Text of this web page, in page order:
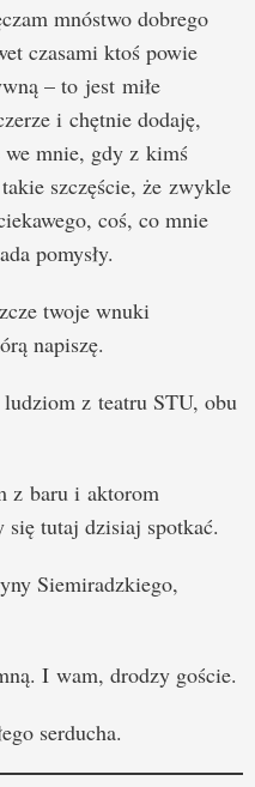
mnóstwo dobrego
czasami ktoś powie
– to jest miłe
i chętnie dodaję,
mnie, gdy z kimś
szczęście, że zwykle
coś, co mnie
pomysły.
twoje wnuki
napiszę.
z teatru STU, obu
z baru i aktorom
się tutaj dzisiaj spotkać.
Siemiradzkiego,
I wam, drodzy goście.
serducha.